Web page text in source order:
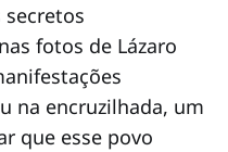
fotos de Lázaro
na encruzilhada, um
que esse povo